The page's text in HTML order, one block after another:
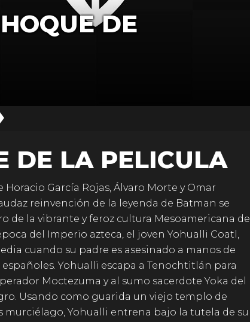
DE
DE LA PELICULA
Horacio García Rojas, Álvaro Morte y Omar
reinvención de la leyenda de Batman se
de la vibrante y feroz cultura Mesoamericana del
del Imperio azteca, el joven Yohualli Coatl,
cuando su padre es asesinado a manos de
Yohualli escapa a Tenochtitlán para
Moctezuma y al sumo sacerdote Yoka del
Usando como guarida un viejo templo de
murciélago, Yohualli entrena bajo la tutela de su